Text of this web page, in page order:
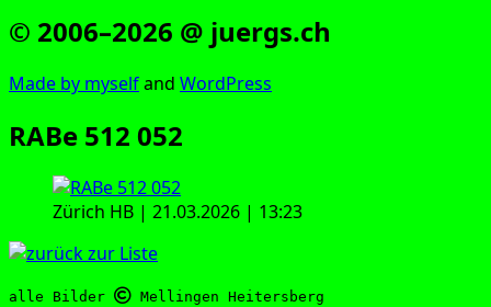
© 2006–2026 @ juergs.ch
Made by mys­elfand Word­Press
RABe 512 052
Zürich HB | 21.03.2026 | 13:23
alle Bilder Mellingen Heitersberg